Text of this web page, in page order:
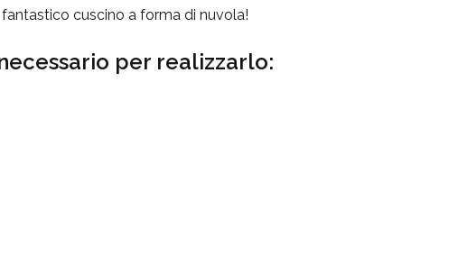
cuscino a forma di nuvola!
per realizzarlo: